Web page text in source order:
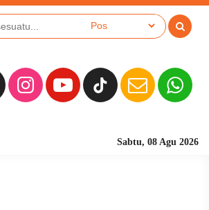
Sabtu, 08 Agu 2026
Sekolah